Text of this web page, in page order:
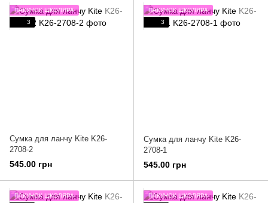
ПАКУНОК ШКОЛЯРА
3
Сумка для ланчу Kite K26-
2708-2
545.00 грн
ПАКУНОК ШКОЛЯРА
3
Сумка для ланчу Kite K26-
2708-1
545.00 грн
ПАКУНОК ШКОЛЯРА
ПАКУНОК ШКОЛЯРА